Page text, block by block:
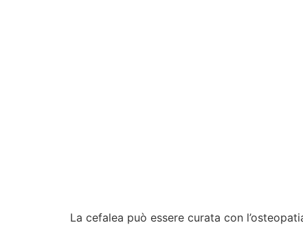
La cefalea può essere curata con